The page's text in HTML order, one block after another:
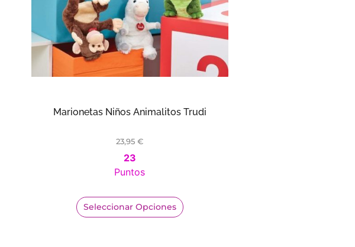
Marionetas Niños Animalitos Trudi
23,95€
23
Puntos
Seleccionar Opciones